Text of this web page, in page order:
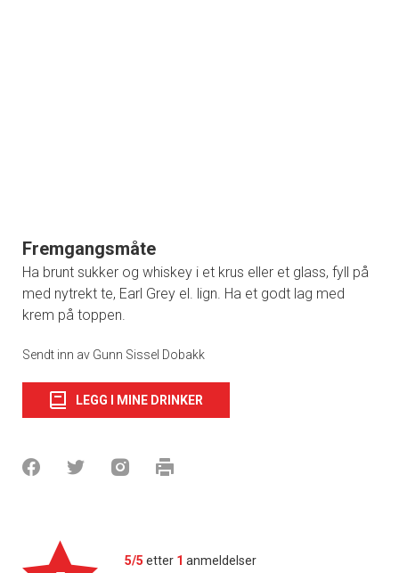
Fremgangsmåte
Ha brunt sukker og whiskey i et krus eller et glass, fyll på
med nytrekt te, Earl Grey el. lign. Ha et godt lag med
krem på toppen.
Sendt inn av Gunn Sissel Dobakk
LEGG I MINE DRINKER
5/5 etter 1 anmeldelser